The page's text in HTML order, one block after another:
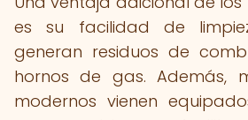
es su facilidad de
generan residuos de
hornos de gas. Además,
modernos vienen